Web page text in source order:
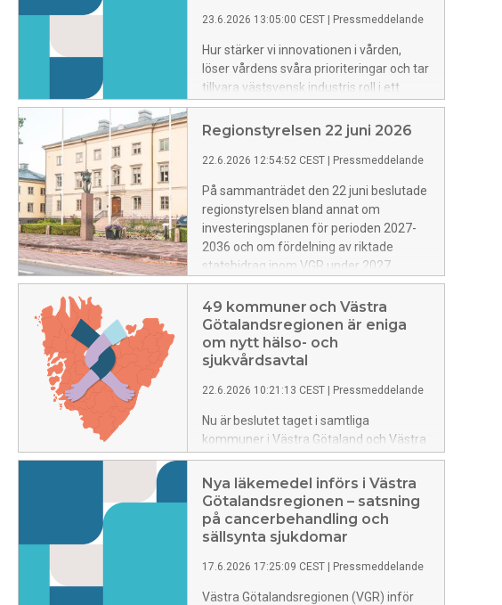
23.6.2026 13:05:00 CEST Pressmeddelande
Hur stärker vi innovationen i vården,
löser vårdens svåra prioriteringar och tar
tillvara västsvensk industris roll i ett
förändrat säkerhetsläge? Välkommen
att delta när VGR samlar ledande
om dessa viktiga frågor.
Regionstyrelsen 22 juni 2026
22.6.2026 12:54:52 CEST Pressmeddelande
På sammanträdet den 22 juni beslutade
regionstyrelsen bland annat om
investeringsplanen för perioden 2027-
2036 och om fördelning av riktade
statsbidrag inom VGR under 2027.
Vidare beslutades att gå vidare med
om- och tillbyggnation av
spårvagnsdepån i Majorna, samt att
ställa sig positiv till att VGR bidrar till
etableringen av Göteborgs judiska
49 kommuner och Västra
Götalandsregionen är eniga
om nytt hälso- och
sjukvårdsavtal
22.6.2026 10:21:13 CEST Pressmeddelande
Nu är beslutet taget i samtliga
kommuner i Västra Götaland och Västra
Götalandsregionen (VGR) och därmed är
det nya hälso- och sjukvårdsavtalet i
hamn och börjar gälla nästa år.
Nya läkemedel införs i Västra
Götalandsregionen – satsning
på cancerbehandling och
sällsynta sjukdomar
17.6.2026 17:25:09 CEST Pressmeddelande
Västra Götalandsregionen (VGR) inför